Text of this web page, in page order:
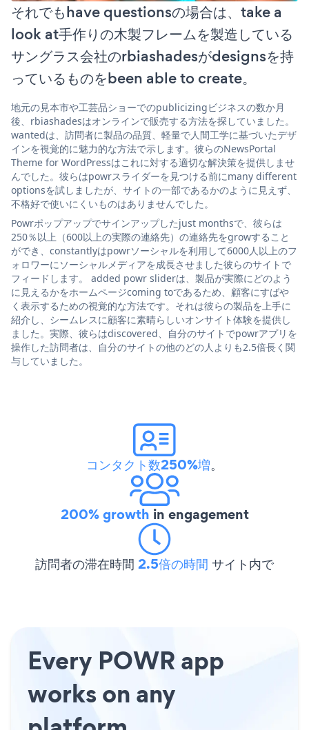
それでもhave questionsの場合は、take a
look at手作りの木製フレームを製造している
サングラス会社のrbiashadesがdesignsを持
っているものをbeen able to create。
地元の見本市や工芸品ショーでのpublicizingビジネスの数か月
後、rbiashadesはオンラインで販売する方法を探していました。
wantedは、訪問者に製品の品質、軽量で人間工学に基づいたデザ
インを視覚的に魅力的な方法で示します。彼らのNewsPortal
Theme for WordPressはこれに対する適切な解決策を提供しませ
んでした。彼らはpowrスライダーを見つける前にmany different
optionsを試しましたが、サイトの一部であるかのように見えず、
不格好で使いにくいものはありませんでした。
Powrポップアップでサインアップしたjust monthsで、彼らは
250％以上（600以上の実際の連絡先）の連絡先をgrowすること
ができ、constantlyはpowrソーシャルを利用して6000人以上のフ
ォロワーにソーシャルメディアを成長させました彼らのサイトで
フィードします。 added powr sliderは、製品が実際にどのよう
に見えるかをホームページcoming toであるため、顧客にすばや
く表示するための視覚的な方法です。それは彼らの製品を上手に
紹介し、シームレスに顧客に素晴らしいオンサイト体験を提供し
ました。実際、彼らはdiscovered、自分のサイトでpowrアプリを
操作した訪問者は、自分のサイトの他のどの人よりも2.5倍長く関
与していました。
コンタクト数250%増。
200% growth in engagement
訪問者の滞在時間 2.5倍の時間 サイト内で
Every POWR app
works on any